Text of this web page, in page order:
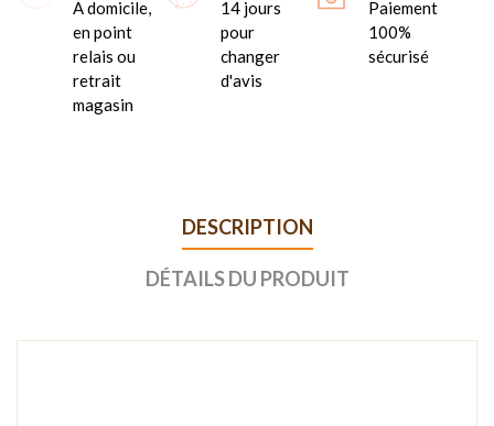
A domicile,
en point
relais ou
retrait
magasin
14 jours
pour
changer
d'avis
Paiement
100%
sécurisé
DESCRIPTION
DÉTAILS DU PRODUIT